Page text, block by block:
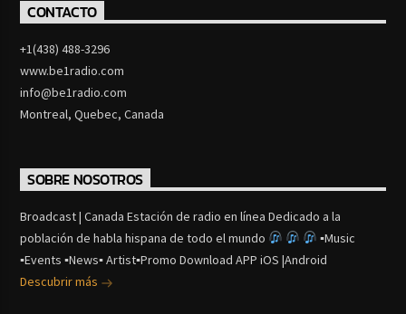
CONTACTO
+1(438) 488-3296
www.be1radio.com
info@be1radio.com
Montreal, Quebec, Canada
SOBRE NOSOTROS
Broadcast | Canada Estación de radio en línea Dedicado a la
población de habla hispana de todo el mundo
▪Music
▪Events ▪News▪ Artist▪Promo Download APP iOS |Android
Descubrir más